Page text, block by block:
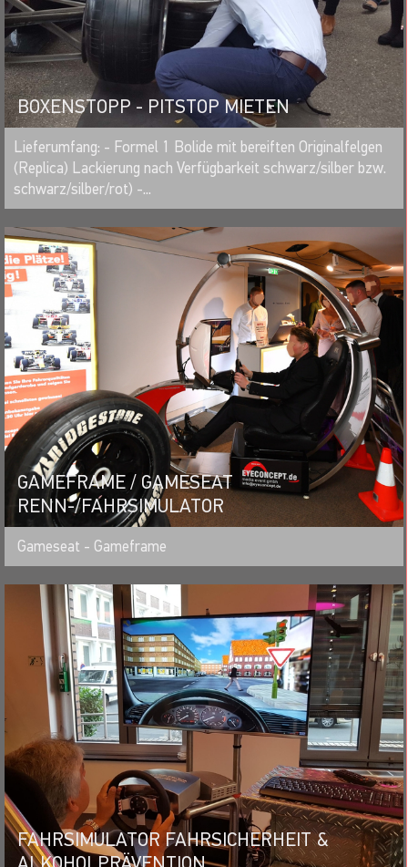
BOXENSTOPP - PITSTOP MIETEN
MERKEN
Lieferumfang: - Formel 1 Bolide mit bereiften Originalfelgen
(Replica) Lackierung nach Verfügbarkeit schwarz/silber bzw.
schwarz/silber/rot) -...
GAMEFRAME / GAMESEAT
RENN-/FAHRSIMULATOR
Gameseat - Gameframe
FAHRSIMULATOR FAHRSICHERHEIT &